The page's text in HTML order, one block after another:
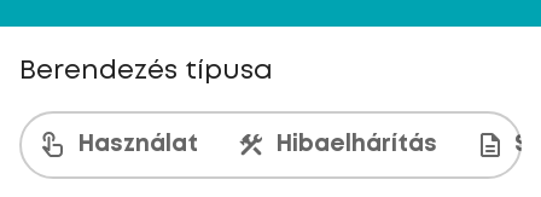
Berendezés típusa
Használat Hibaelhárítás